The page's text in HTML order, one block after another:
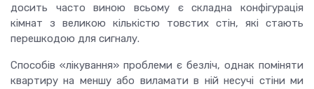
досить часто виною всьому є складна конфігурація
кімнат з великою кількістю товстих стін, які стають
перешкодою для сигналу.
Способів «лікування» проблеми є безліч, однак поміняти
квартиру на меншу або виламати в ній несучі стіни ми